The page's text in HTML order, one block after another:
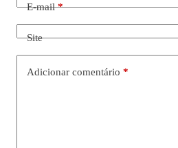
E-mail*
Site
Adicionar comentário *